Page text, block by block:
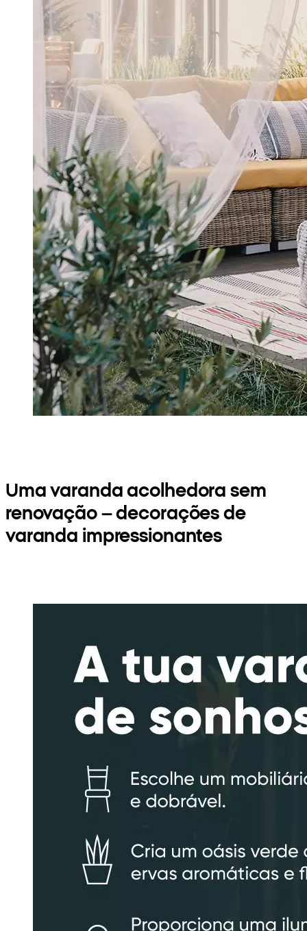
Uma varanda acolhedora sem
renovação – decorações de
varanda impressionantes